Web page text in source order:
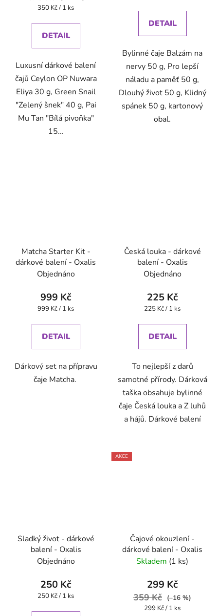
Měrná
350 Kč / 1 ks
DETAIL
Luxusní dárkové balení
čajů Ceylon OP Nuwara
Eliya 30 g, Green Snail
"Zelený šnek" 40 g, Pai
Mu Tan "Bílá pivoňka"
15...
DETAIL
Bylinné čaje Balzám na
nervy 50 g, Pro lepší
náladu a paměť 50 g,
Dlouhý život 50 g, Klidný
spánek 50 g, kartonový
obal.
Matcha Starter Kit -
dárkové balení - Oxalis
Objednáno
999 Kč
Měrná
999 Kč / 1 ks
DETAIL
Dárkový set na přípravu
čaje Matcha.
Česká louka - dárkové
balení - Oxalis
Objednáno
225 Kč
Měrná
225 Kč / 1 ks
DETAIL
To nejlepší z darů
samotné přírody. Dárková
taška obsahuje bylinné
čaje Česká louka a Z luhů
a hájů. Dárkové balení
Sladký život - dárkové
balení - Oxalis
Objednáno
250 Kč
Měrná
250 Kč / 1 ks
AKCE
Čajové okouzlení -
dárkové balení - Oxalis
Skladem (1 ks)
299 Kč
359 Kč
(–16 %)
Měrná
299 Kč / 1 ks